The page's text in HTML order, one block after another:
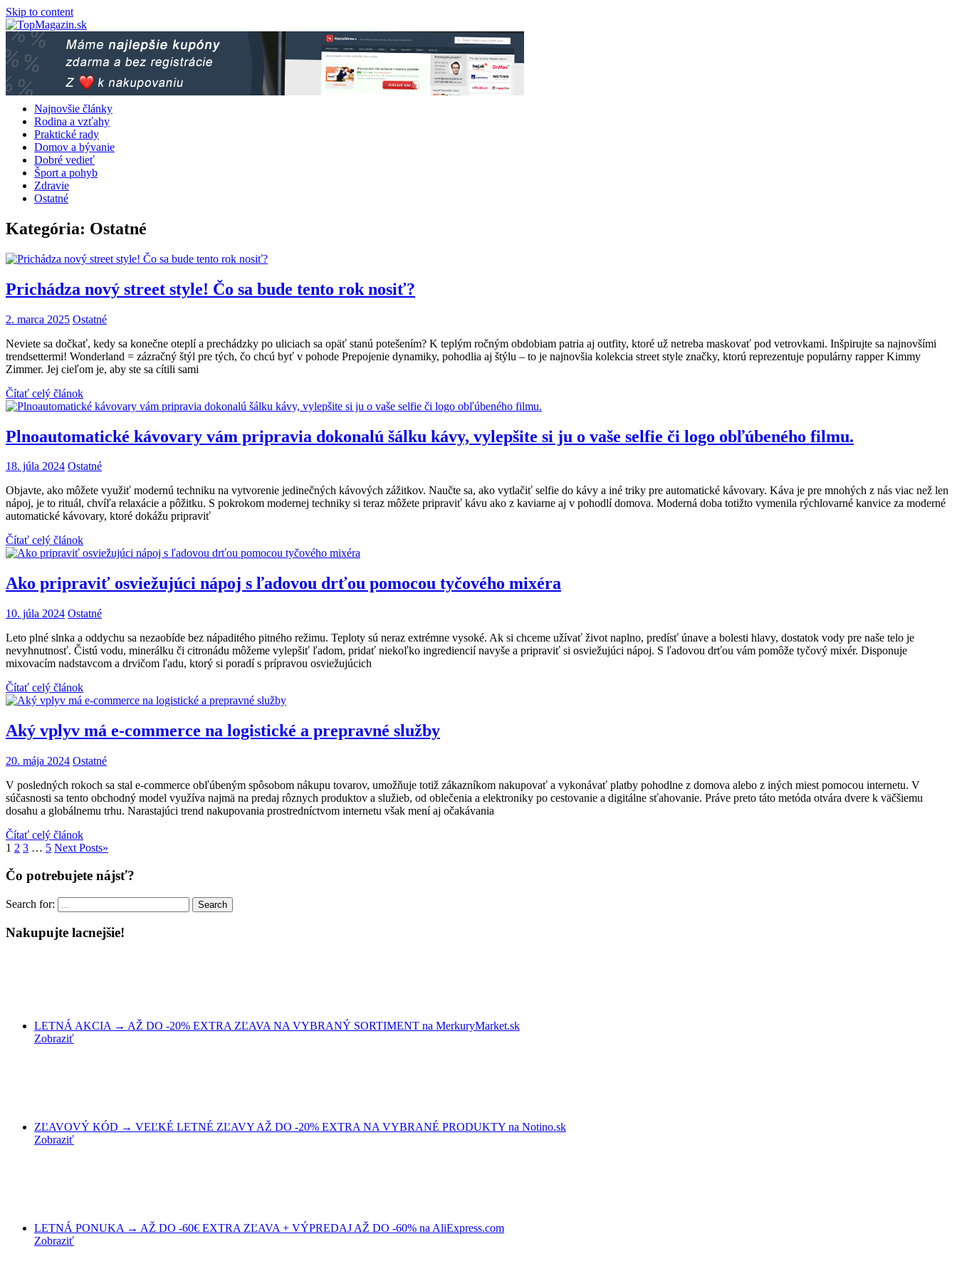
Skip to content
Najnovšie články
Rodina a vzťahy
Praktické rady
Domov a bývanie
Dobré vedieť
Šport a pohyb
Zdravie
Ostatné
Kategória: Ostatné
Prichádza nový street style! Čo sa bude tento rok nosiť?
2. marca 2025 Ostatné
Neviete sa dočkať, kedy sa konečne oteplí a prechádzky po uliciach sa opäť stanú potešením? K teplým ročným obdobiam patria aj outfity, ktoré už netreba maskovať pod vetrovkami. Inšpirujte sa najnovšími
trendsettermi! Wonderland = zázračný štýl pre tých, čo chcú byť v pohode Prepojenie dynamiky, pohodlia aj štýlu – to je najnovšia kolekcia street style značky, ktorú reprezentuje populárny rapper Kimmy
Zimmer. Jej cieľom je, aby ste sa cítili sami
Čítať celý článok
Plnoautomatické kávovary vám pripravia dokonalú šálku kávy, vylepšite si ju o vaše selfie či logo obľúbeného filmu.
18. júla 2024 Ostatné
Objavte, ako môžete využiť modernú techniku na vytvorenie jedinečných kávových zážitkov. Naučte sa, ako vytlačiť selfie do kávy a iné triky pre automatické kávovary. Káva je pre mnohých z nás viac než len
nápoj, je to rituál, chvíľa relaxácie a pôžitku. S pokrokom modernej techniky si teraz môžete pripraviť kávu ako z kaviarne aj v pohodlí domova. Moderná doba totižto vymenila rýchlovarné kanvice za moderné
automatické kávovary, ktoré dokážu pripraviť
Čítať celý článok
Ako pripraviť osviežujúci nápoj s ľadovou drťou pomocou tyčového mixéra
10. júla 2024 Ostatné
Leto plné slnka a oddychu sa nezaobíde bez nápaditého pitného režimu. Teploty sú neraz extrémne vysoké. Ak si chceme užívať život naplno, predísť únave a bolesti hlavy, dostatok vody pre naše telo je
nevyhnutnosť. Čistú vodu, minerálku či citronádu môžeme vylepšiť ľadom, pridať niekoľko ingrediencií navyše a pripraviť si osviežujúci nápoj. S ľadovou drťou vám pomôže tyčový mixér. Disponuje
mixovacím nadstavcom a drvičom ľadu, ktorý si poradí s prípravou osviežujúcich
Čítať celý článok
Aký vplyv má e-commerce na logistické a prepravné služby
20. mája 2024 Ostatné
V posledných rokoch sa stal e-commerce obľúbeným spôsobom nákupu tovarov, umožňuje totiž zákazníkom nakupovať a vykonávať platby pohodlne z domova alebo z iných miest pomocou internetu. V
súčasnosti sa tento obchodný model využíva najmä na predaj rôznych produktov a služieb, od oblečenia a elektroniky po cestovanie a digitálne sťahovanie. Práve preto táto metóda otvára dvere k väčšiemu
dosahu a globálnemu trhu. Narastajúci trend nakupovania prostredníctvom internetu však mení aj očakávania
Čítať celý článok
1 2 3 … 5 Next Posts»
Čo potrebujete nájsť?
Search for: Search
Nakupujte lacnejšie!
LETNÁ AKCIA → AŽ DO -20% EXTRA ZĽAVA NA VYBRANÝ SORTIMENT na MerkuryMarket.sk
Zobraziť
ZĽAVOVÝ KÓD → VEĽKÉ LETNÉ ZĽAVY AŽ DO -20% EXTRA NA VYBRANÉ PRODUKTY na Notino.sk
Zobraziť
LETNÁ PONUKA → AŽ DO -60€ EXTRA ZĽAVA + VÝPREDAJ AŽ DO -60% na AliExpress.com
Zobraziť